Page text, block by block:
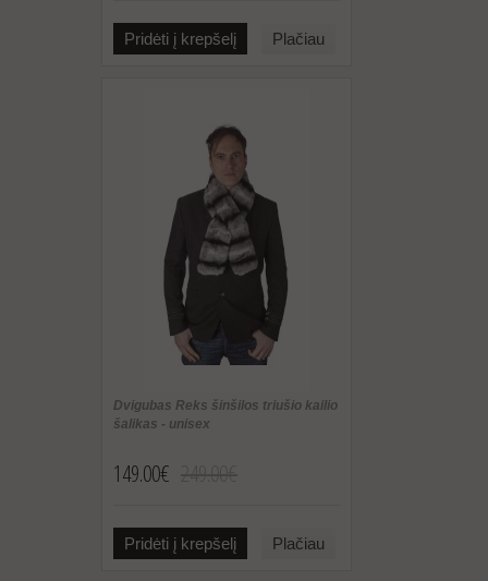
Pridėti į krepšelį Plačiau
Dvigubas Reks šinšilos triušio kailio
šalikas - unisex
149.00€
Pridėti į krepšelį Plačiau